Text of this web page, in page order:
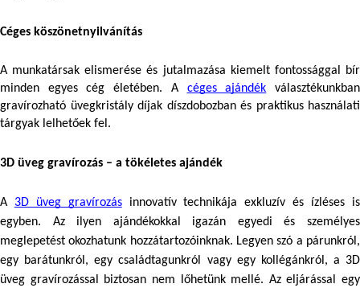
Céges köszönetnyilvánítás
A munkatársak elismerése és jutalmazása kiemelt fontossággal bír
minden egyes cég életében. A céges ajándék választékunkban
gravírozható üvegkristály díjak díszdobozban és praktikus használati
tárgyak lelhetőek fel.
3D üveg gravírozás – a tökéletes ajándék
A 3D üveg gravírozás innovatív technikája exkluzív és ízléses is
egyben. Az ilyen ajándékokkal igazán egyedi és személyes
meglepetést okozhatunk hozzátartozóinknak. Legyen szó a párunkról,
egy barátunkról, egy családtagunkról vagy egy kollégánkról, a 3D
üveg gravírozással biztosan nem lőhetünk mellé. Az eljárással egy